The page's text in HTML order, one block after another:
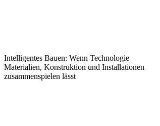
Intelligentes Bauen: Wenn Technologie
Materialien, Konstruktion und Installationen
zusammenspielen lässt